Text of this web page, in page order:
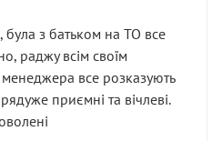
була з батьком на ТО все
раджу всім своїм
все розказують
приємні та вічлеві.